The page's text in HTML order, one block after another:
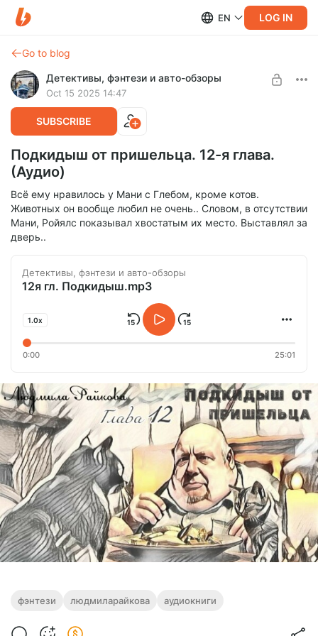
EN LOG IN
Go to blog
Детективы, фэнтези и авто-обзоры
Oct 15 2025 14:47
SUBSCRIBE
Подкидыш от пришельца. 12-я глава.
(Аудио)
Всё ему нравилось у Мани с Глебом, кроме котов.
Животных он вообще любил не очень.. Словом, в отсутствии
Мани, Ройялс показывал хвостатым их место. Выставлял за
дверь..
Детективы, фэнтези и авто-обзоры
12я гл. Подкидыш.mp3
1.0x
0:00 25:01
фэнтези людмиларайкова аудиокниги